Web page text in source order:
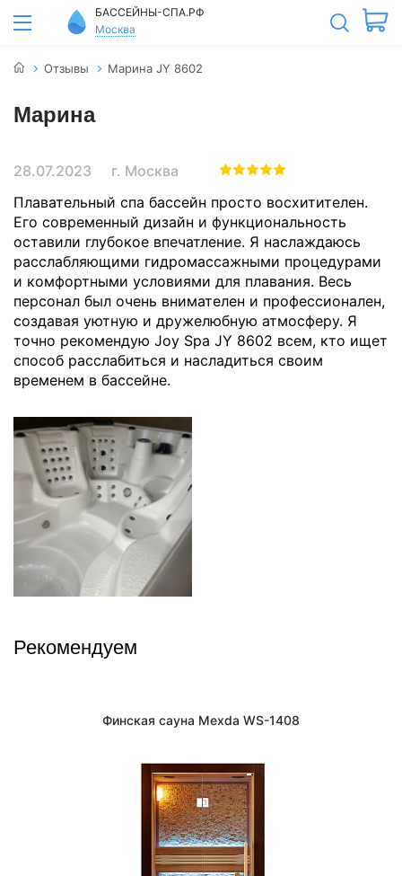
БАССЕЙНЫ-СПА.РФ
Москва
Отзывы Марина JY 8602
Марина
28.07.2023
г. Москва
Плавательный спа бассейн просто восхитителен.
Его современный дизайн и функциональность
оставили глубокое впечатление. Я наслаждаюсь
расслабляющими гидромассажными процедурами
и комфортными условиями для плавания. Весь
персонал был очень внимателен и профессионален,
создавая уютную и дружелюбную атмосферу. Я
точно рекомендую Joy Spa JY 8602 всем, кто ищет
способ расслабиться и насладиться своим
временем в бассейне.
Рекомендуем
Финская сауна Mexda WS-1408